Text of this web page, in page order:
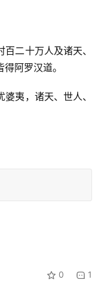
二十万人及诸天、
阿罗汉道。
夷，诸天、世人、
0 1